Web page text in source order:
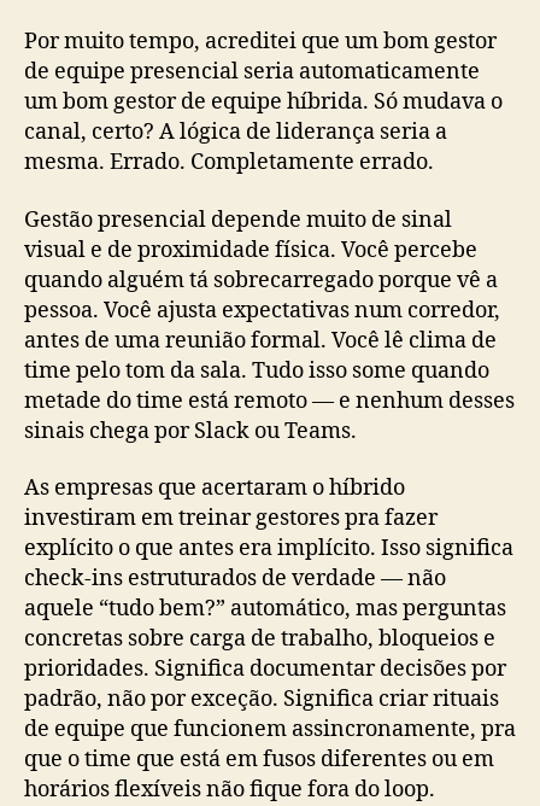
Por muito tempo, acreditei que um bom gestor
de equipe presencial seria automaticamente
um bom gestor de equipe híbrida. Só mudava o
canal, certo? A lógica de liderança seria a
mesma. Errado. Completamente errado.
Gestão presencial depende muito de sinal
visual e de proximidade física. Você percebe
quando alguém tá sobrecarregado porque vê a
pessoa. Você ajusta expectativas num corredor,
antes de uma reunião formal. Você lê clima de
time pelo tom da sala. Tudo isso some quando
metade do time está remoto — e nenhum desses
sinais chega por Slack ou Teams.
As empresas que acertaram o híbrido
investiram em treinar gestores pra fazer
explícito o que antes era implícito. Isso significa
check-ins estruturados de verdade — não
aquele “tudo bem?” automático, mas perguntas
concretas sobre carga de trabalho, bloqueios e
prioridades. Significa documentar decisões por
padrão, não por exceção. Significa criar rituais
de equipe que funcionem assincronamente, pra
que o time que está em fusos diferentes ou em
horários flexíveis não fique fora do loop.